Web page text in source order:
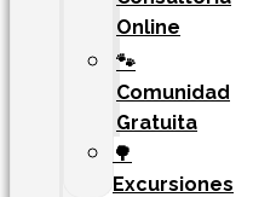
Online
🐾
Comunidad
Gratuita
🌳
Excursiones